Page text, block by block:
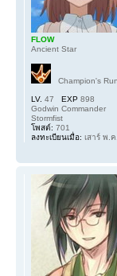
FLOW
Ancient Star
Champion's
LV. 47 EXP 898
Godwin Commander
Stormfist
โพสต์: 701
ลงทะเบียนเมื่อ: เสาร์ พ.